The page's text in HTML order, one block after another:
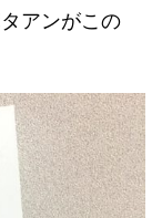
アンがこの